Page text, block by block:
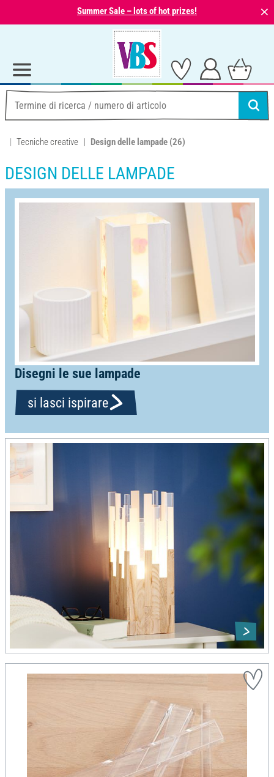
Summer Sale – lots of hot prizes! ⨯
Tecniche creative Design delle lampade (26)
DESIGN DELLE LAMPADE
Disegni le sue lampade
si lasci ispirare